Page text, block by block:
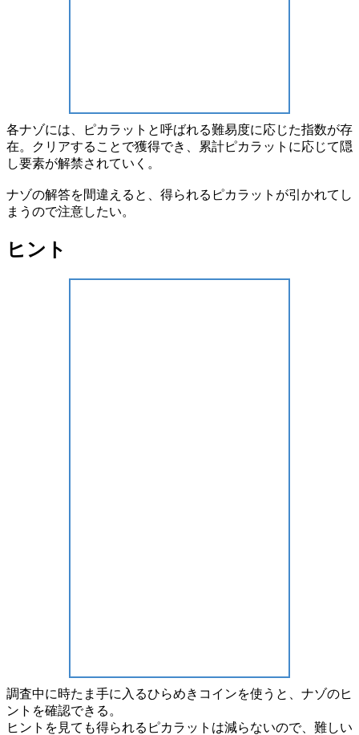
各ナゾには、 ピカラット と呼ばれる難易度に応じた指数が存
在。クリアすることで獲得でき、累計ピカラットに応じて 隠
し要素が解禁されていく。
ナゾの解答を間違えると、得られる ピカラットが引かれてし
まう ので注意したい。
ヒント
調査中に時たま手に入るひらめきコインを使うと、ナゾのヒ
ントを確認できる。
ヒントを見ても得られるピカラットは減らないので、難しい